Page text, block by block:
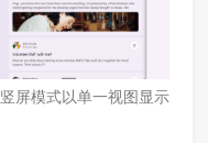
屏模式以单一视图显示